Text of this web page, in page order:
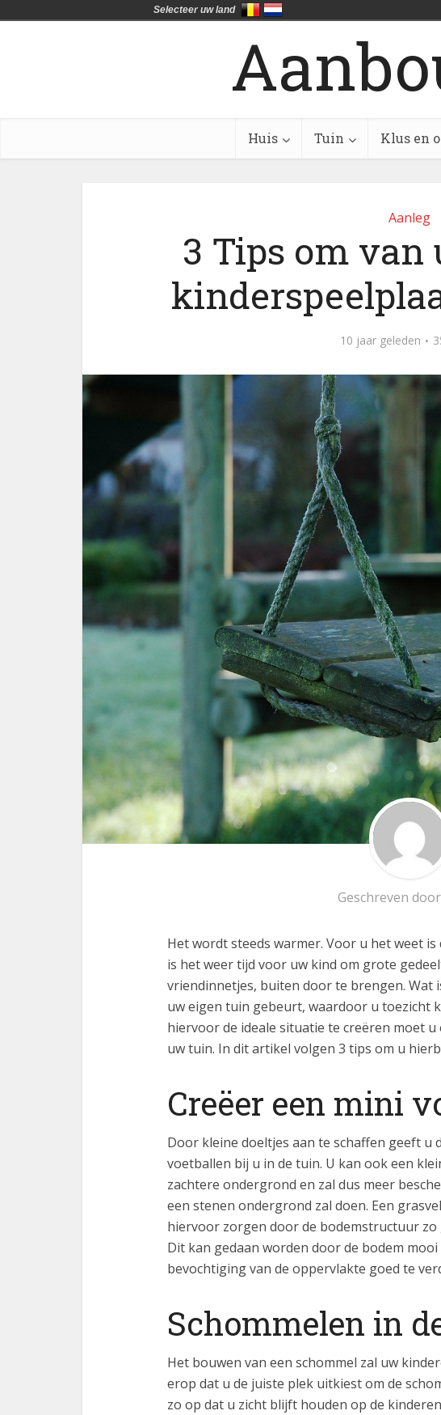
Huis Tuin Klus en
Aanleg
3 Tips om
10 jaar geleden
Geschreven door
Het wordt steeds warmer. Voor u het weet
is het weer tijd voor uw kind om grote
vriendinnetjes, buiten door te brengen. Wat
uw eigen tuin gebeurt, waardoor u toezicht
hiervoor de ideale situatie te creëren moet
uw tuin. In dit artikel volgen 3 tips om u
Creëer een mini
Door kleine doeltjes aan te schaffen geeft u
voetballen bij u in de tuin. U kan ook een
zachtere ondergrond en zal dus meer
een stenen ondergrond zal doen. Een
hiervoor zorgen door de bodemstructuur
Dit kan gedaan worden door de bodem
bevochtiging van de oppervlakte goed te
Schommelen in
Het bouwen van een schommel zal uw
erop dat u de juiste plek uitkiest om de
zo op dat u zicht blijft houden op de
Selecteer uw land